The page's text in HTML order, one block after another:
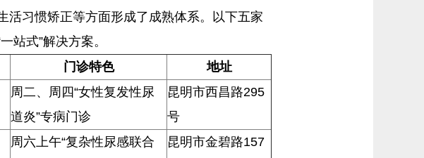
活习惯矫正等方面形成了成熟体系。以下五家
站式”解决方案。
门诊特色
地址
周二、周四“女性复发性尿
道炎”专病门诊
昆明市西昌路295
号
周六上午“复杂性尿感联合
昆明市金碧路157